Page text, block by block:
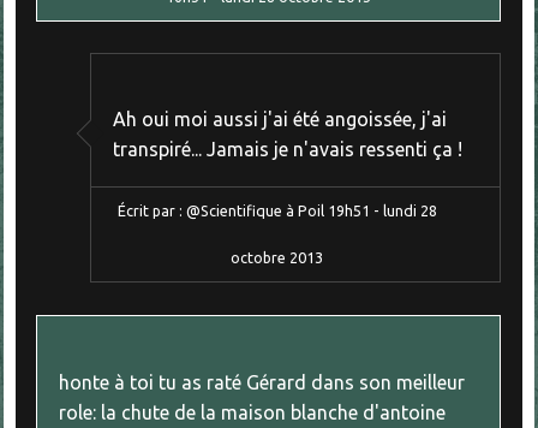
Ah oui moi aussi j'ai été angoissée, j'ai
transpiré... Jamais je n'avais ressenti ça !
Écrit par : @Scientifique à Poil 19h51 - lundi 28
octobre 2013
honte à toi tu as raté Gérard dans son meilleur
role: la chute de la maison blanche d'antoine